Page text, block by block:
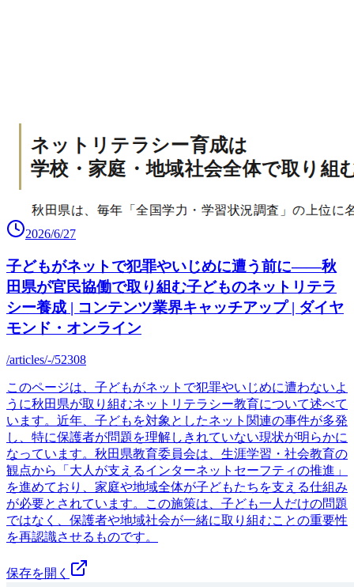
2026/6/27
子どもがネットで犯罪やいじめに遭う前に――秋
田県が官民協働で取り組む子どものネットリテラ
シー養成 | コンテンツ業界キャッチアップ | ダイヤ
モンド・オンライン
/articles/-/52308
このページは、子どもがネットで犯罪やいじめに遭わないよ
うに秋田県が取り組むネットリテラシー教育について述べて
います。近年、子どもを対象としたネット関連の事件が多発
し、特に保護者が問題を理解しきれていない現状が明らかに
なっています。秋田県教育委員会は、生涯学習・社会教育の
観点から「大人が支えるインターネットセーフティの推進」
を進めており、家庭や地域全体が子どもたちを支える仕組み
が必要とされています。この施策は、子ども一人だけの問題
ではなく、保護者や地域社会が一緒に取り組むことの重要性
を再認識させるものです。
保存を開く